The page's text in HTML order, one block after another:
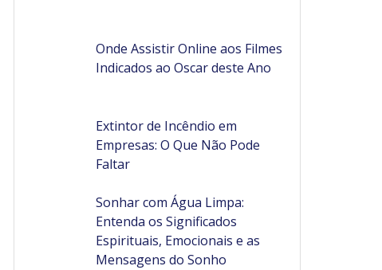
Onde Assistir Online aos Filmes
Indicados ao Oscar deste Ano
Extintor de Incêndio em
Empresas: O Que Não Pode
Faltar
Sonhar com Água Limpa:
Entenda os Significados
Espirituais, Emocionais e as
Mensagens do Sonho